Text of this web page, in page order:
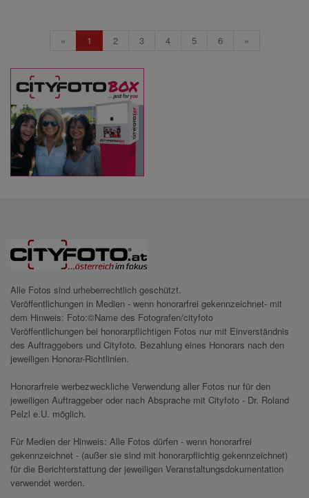
« 1 2 3 4 5 6 »
Alle Fotos sind urheberrechtlich geschützt.
Veröffentlichungen in Medien - wenn honorarfrei gekennzeichnet- mit
dem Hinweis: Foto:©Name des Fotografen/cityfoto
Veröffentlichungen bei honorarpflichtigen Fotos nur mit Einverständnis
des Auftraggebers und Cityfoto. Bezahlung eines Honorars nach den
jeweiligen Honorar-Richtlinien.
Honorarfreie werbezweckliche Verwendung aller Fotos nur für den
jeweiligen Auftraggeber oder nach Absprache mit Cityfoto - Dr. Roland
Pelzl e.U. möglich.
Für Medien der Hinweis: Alle Fotos dürfen - wenn honorarfrei
gekennzeichnet - (außer sie sind mit honorarpflichtig gekennzeichnet)
für die Berichterstattung der jeweiligen Veranstaltungsdokumentation
verwendet werden.